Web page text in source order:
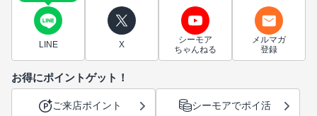
LINE X
シーモア
ちゃんねる
メルマガ
登録
お得にポイントゲット！
ご来店ポイント シーモアでポイ活